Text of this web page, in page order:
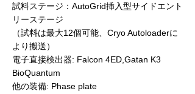
試料ステージ：AutoGrid挿入型サイドエント
リーステージ
（試料は最大12個可能、Cryo Autoloaderに
より搬送）
電子直接検出器: Falcon 4ED,Gatan K3
BioQuantum
他の装備: Phase plate